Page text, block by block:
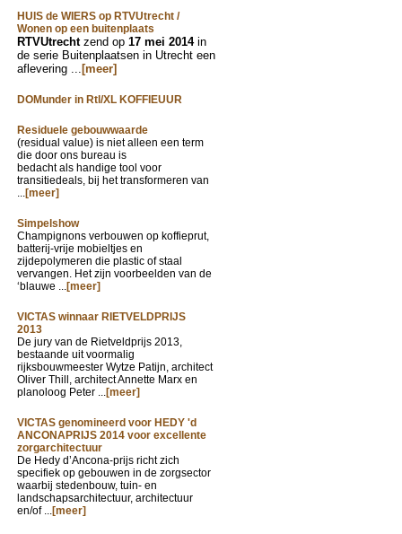
HUIS de WIERS op RTVUtrecht /
Wonen op een buitenplaats
RTVUtrechtzend op 17 mei 2014 in
de serie Buitenplaatsen in Utrecht een
aflevering ... [meer]
DOMunder in Rtl/XL KOFFIEUUR
Residuele gebouwwaarde
(residual value) is niet alleen een term
die door ons bureau is
bedacht als handige tool voor
transitiedeals, bij het transformeren van
...[meer]
Simpelshow
Champignons verbouwen op koffieprut,
batterij-vrije mobieltjes en
zijdepolymeren die plastic of staal
vervangen. Het zijn voorbeelden van de
‘blauwe ...[meer]
VICTAS winnaar RIETVELDPRIJS
2013
De jury van de Rietveldprijs 2013,
bestaande uit voormalig
rijksbouwmeester Wytze Patijn, architect
Oliver Thill, architect Annette Marx en
planoloog Peter ...[meer]
VICTAS genomineerd voor HEDY 'd
ANCONAPRIJS 2014 voor excellente
zorgarchitectuur
De Hedy d’Ancona-prijs richt zich
specifiek op gebouwen in de zorgsector
waarbij stedenbouw, tuin- en
landschapsarchitectuur, architectuur
en/of ...[meer]